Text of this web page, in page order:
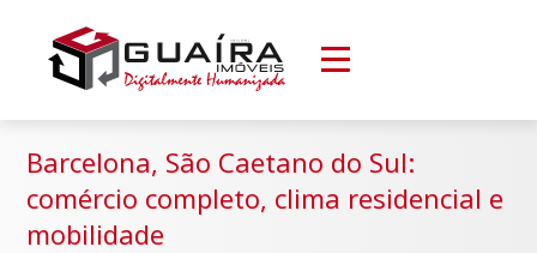
Barcelona, São Caetano do Sul:
comércio completo, clima residencial e
mobilidade